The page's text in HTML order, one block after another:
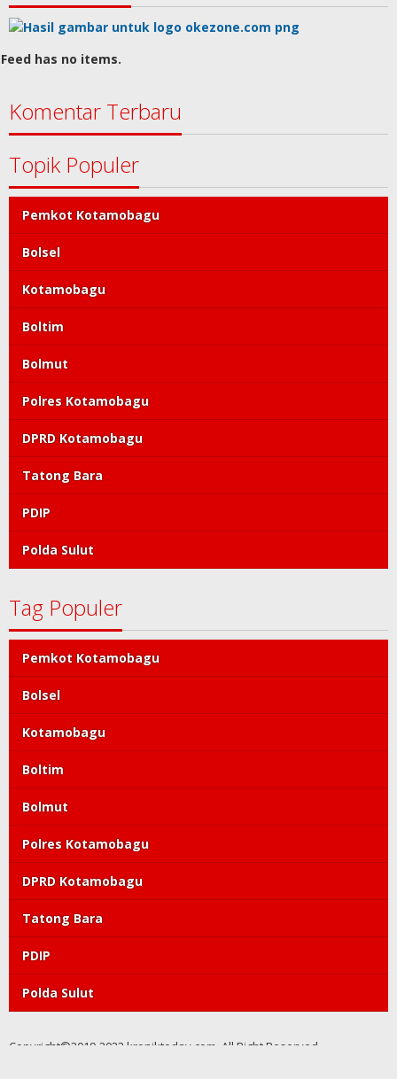
Feed has no items.
Komentar Terbaru
Topik Populer
Pemkot Kotamobagu
Bolsel
Kotamobagu
Boltim
Bolmut
Polres Kotamobagu
DPRD Kotamobagu
Tatong Bara
PDIP
Polda Sulut
Tag Populer
Pemkot Kotamobagu
Bolsel
Kotamobagu
Boltim
Bolmut
Polres Kotamobagu
DPRD Kotamobagu
Tatong Bara
PDIP
Polda Sulut
Copyright©2019-2022 kroniktoday.com. All Right Reserved